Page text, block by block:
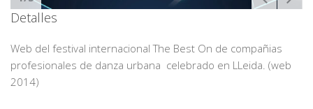
Detalles
Web del festival internacional The Best On de compañias
profesionales de danza urbana celebrado en LLeida. (web
2014)